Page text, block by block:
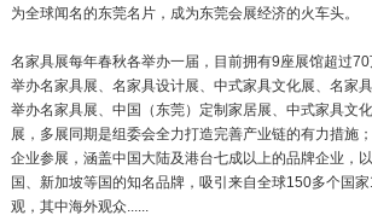
为全球闻名的东莞名片，成为东莞会展经济的火车头。
名家具展每年春秋各举办一届，目前拥有9座展馆超过
举办名家具展、名家具设计展、中式家具文化展、名家
举办名家具展、中国（东莞）定制家居展、中式家具文
展，多展同期是组委会全力打造完善产业链的有力措施
企业参展，涵盖中国大陆及港台七成以上的品牌企业，
国、新加坡等国的知名品牌，吸引来自全球150多个国
观，其中海外观众......